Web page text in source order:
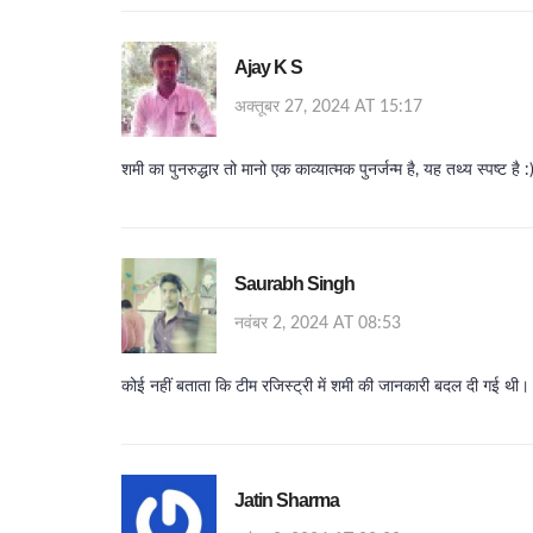
Ajay K S
अक्तूबर 27, 2024 AT 15:17
शमी का पुनरुद्धार तो मानो एक काव्यात्मक पुनर्जन्म है, यह तथ्य स्पष्ट है :)
Saurabh Singh
नवंबर 2, 2024 AT 08:53
कोई नहीं बताता कि टीम रजिस्ट्री में शमी की जानकारी बदल दी गई थी।
Jatin Sharma